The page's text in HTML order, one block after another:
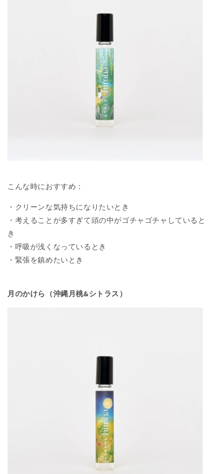
こんな時におすすめ：
・クリーンな気持ちになりたいとき
・考えることが多すぎて頭の中がゴチャゴチャしていると
き
・呼吸が浅くなっているとき
・緊張を鎮めたいとき
月のかけら（沖縄月桃&シトラス）